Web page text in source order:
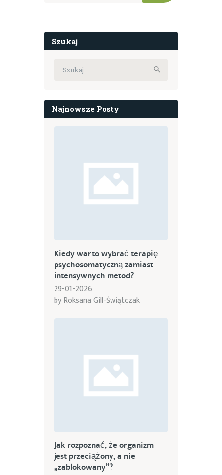
Szukaj
Najnowsze Posty
Kiedy warto wybrać terapię
psychosomatyczną zamiast
intensywnych metod?
29-01-2026
byRoksana Gill-Świątczak
Jak rozpoznać, że organizm
jest przeciążony, a nie
„zablokowany”?